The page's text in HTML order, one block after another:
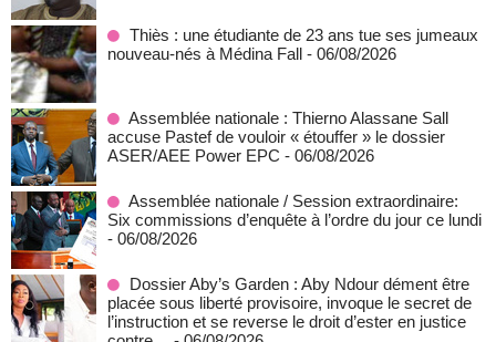
Thiès : une étudiante de 23 ans tue ses jumeaux
nouveau-nés à Médina Fall - 06/08/2026
Assemblée nationale : Thierno Alassane Sall
accuse Pastef de vouloir « étouffer » le dossier
ASER/AEE Power EPC - 06/08/2026
Assemblée nationale / Session extraordinaire:
Six commissions d’enquête à l’ordre du jour ce lundi
- 06/08/2026
Dossier Aby’s Garden : Aby Ndour dément être
placée sous liberté provisoire, invoque le secret de
l’instruction et se reverse le droit d’ester en justice